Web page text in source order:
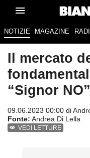
NOTIZIE MAGAZINE
Il mercato
“Signor NO”
09.06.2023 00:00 di
Fonte: Andrea Di Lella
VEDI LETTURE